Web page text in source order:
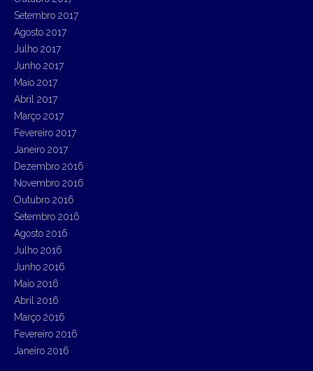
Setembro 2017
Agosto 2017
Julho 2017
Junho 2017
Maio 2017
Abril 2017
Março 2017
Fevereiro 2017
Janeiro 2017
Dezembro 2016
Novembro 2016
Outubro 2016
Setembro 2016
Agosto 2016
Julho 2016
Junho 2016
Maio 2016
Abril 2016
Março 2016
Fevereiro 2016
Janeiro 2016